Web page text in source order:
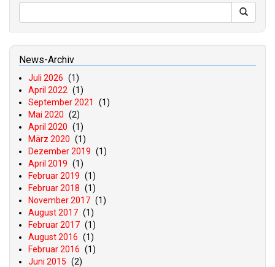
News-Archiv
Juli 2026 (1)
April 2022 (1)
September 2021
(1)
Mai 2020 (2)
April 2020 (1)
März 2020 (1)
Dezember 2019 (1)
April 2019 (1)
Februar 2019 (1)
Februar 2018 (1)
November 2017 (1)
August 2017 (1)
Februar 2017 (1)
August 2016 (1)
Februar 2016 (1)
Juni 2015 (2)